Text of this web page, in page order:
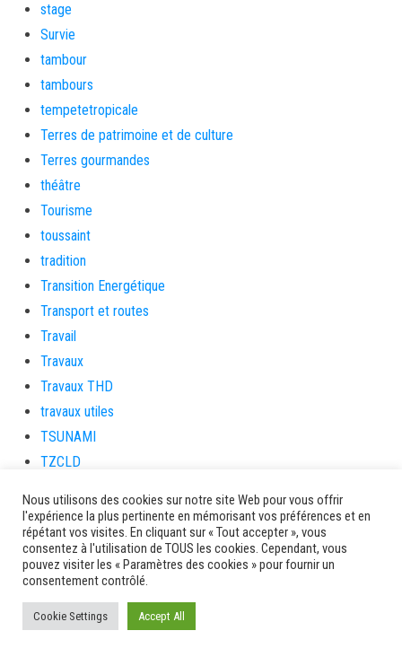
stage
Survie
tambour
tambours
tempetetropicale
Terres de patrimoine et de culture
Terres gourmandes
théâtre
Tourisme
toussaint
tradition
Transition Energétique
Transport et routes
Travail
Travaux
Travaux THD
travaux utiles
TSUNAMI
TZCLD
Venir en Martinique
Video
vidététladjéko
Vie Municipale
Viechere
Nous utilisons des cookies sur notre site Web pour vous offrir
l'expérience la plus pertinente en mémorisant vos préférences et en
répétant vos visites. En cliquant sur « Tout accepter », vous
consentez à l'utilisation de TOUS les cookies. Cependant, vous
pouvez visiter les « Paramètres des cookies » pour fournir un
consentement contrôlé.
Cookie Settings Accept All